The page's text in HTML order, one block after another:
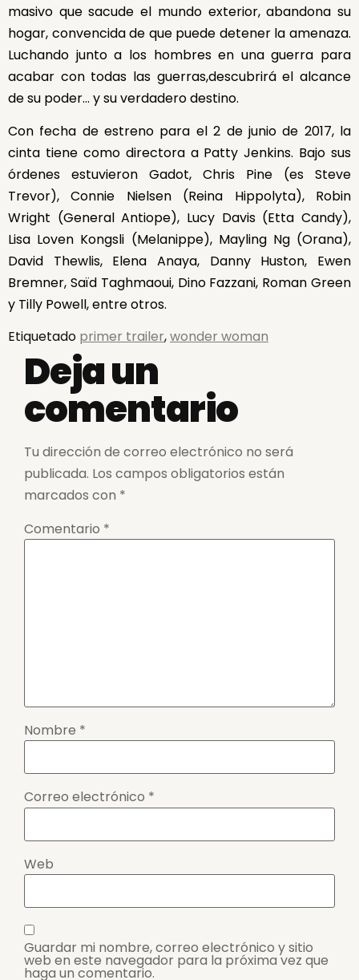
masivo que sacude el mundo exterior, abandona su
hogar, convencida de que puede detener la amenaza.
Luchando junto a los hombres en una guerra para
acabar con todas las guerras,descubrirá el alcance
de su poder… y su verdadero destino.
Con fecha de estreno para el 2 de junio de 2017, la
cinta tiene como directora a Patty Jenkins. Bajo sus
órdenes estuvieron Gadot, Chris Pine (es Steve
Trevor), Connie Nielsen (Reina Hippolyta), Robin
Wright (General Antiope), Lucy Davis (Etta Candy),
Lisa Loven Kongsli (Melanippe), Mayling Ng (Orana),
David Thewlis, Elena Anaya, Danny Huston, Ewen
Bremner, Saïd Taghmaoui, Dino Fazzani, Roman Green
y Tilly Powell, entre otros.
Etiquetado primer trailer,wonder woman
Deja un
comentario
Tu dirección de correo electrónico no será
publicada. Los campos obligatorios están
marcados con *
Comentario *
Nombre *
Correo electrónico *
Web
Guardar mi nombre, correo electrónico y sitio
web en este navegador para la próxima vez que
haga un comentario.